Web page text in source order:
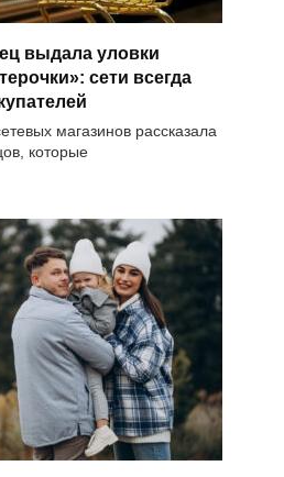
выдала уловки
сети всегда
магазинов рассказала
которые